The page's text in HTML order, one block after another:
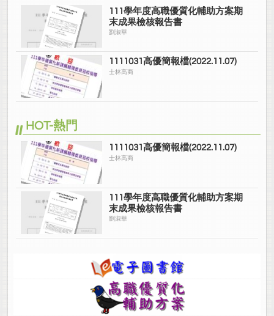
111學年度高職優質化輔助方案期
末成果檢核報告書
劉淑華
1111031高優簡報檔(2022.11.07)
士林高商
HOT-熱門
1111031高優簡報檔(2022.11.07)
士林高商
111學年度高職優質化輔助方案期
末成果檢核報告書
劉淑華